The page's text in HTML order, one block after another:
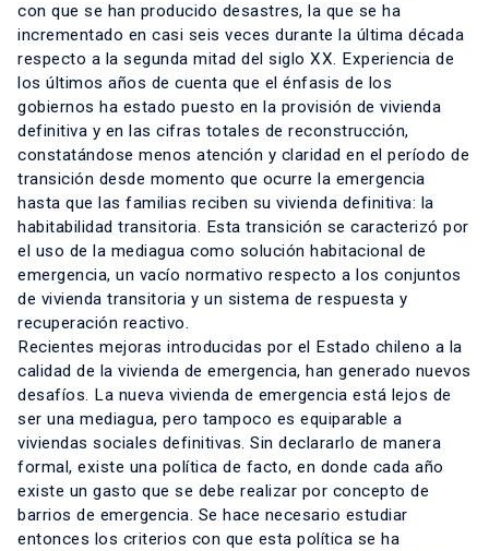
con que se han producido desastres, la que se ha
incrementado en casi seis veces durante la última década
respecto a la segunda mitad del siglo XX. Experiencia de
los últimos años de cuenta que el énfasis de los
gobiernos ha estado puesto en la provisión de vivienda
definitiva y en las cifras totales de reconstrucción,
constatándose menos atención y claridad en el período de
transición desde momento que ocurre la emergencia
hasta que las familias reciben su vivienda definitiva: la
habitabilidad transitoria. Esta transición se caracterizó por
el uso de la mediagua como solución habitacional de
emergencia, un vacío normativo respecto a los conjuntos
de vivienda transitoria y un sistema de respuesta y
recuperación reactivo.
Recientes mejoras introducidas por el Estado chileno a la
calidad de la vivienda de emergencia, han generado nuevos
desafíos. La nueva vivienda de emergencia está lejos de
ser una mediagua, pero tampoco es equiparable a
viviendas sociales definitivas. Sin declararlo de manera
formal, existe una política de facto, en donde cada año
existe un gasto que se debe realizar por concepto de
barrios de emergencia. Se hace necesario estudiar
entonces los criterios con que esta política se ha